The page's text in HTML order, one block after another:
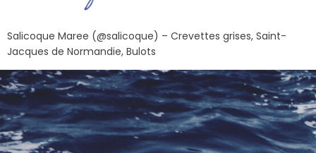
Salicoque Maree (@salicoque) – Crevettes grises, Saint-
Jacques de Normandie, Bulots